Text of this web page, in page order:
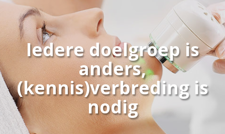
Iedere doelgroep is
anders,
(kennis)verbreding is
nodig